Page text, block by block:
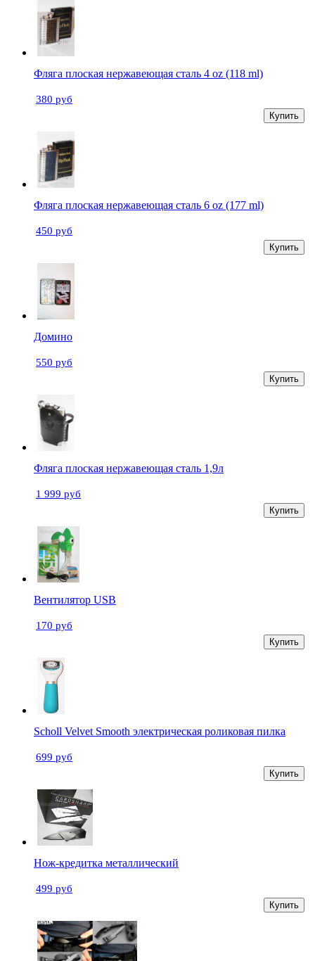
Фляга плоская нержавеющая сталь 4 oz (118 ml)
380 руб
Купить
Фляга плоская нержавеющая сталь 6 oz (177 ml)
450 руб
Купить
Домино
550 руб
Купить
Фляга плоская нержавеющая сталь 1,9л
1 999 руб
Купить
Вентилятор USB
170 руб
Купить
Scholl Velvet Smooth электрическая роликовая пилка
699 руб
Купить
Нож-кредитка металлический
499 руб
Купить